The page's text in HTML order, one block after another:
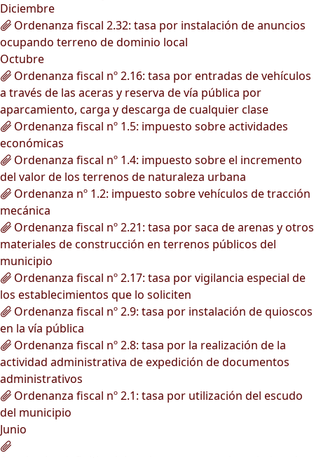
Diciembre
Ordenanza fiscal 2.32: tasa por instalación de anuncios
ocupando terreno de dominio local
Octubre
Ordenanza fiscal nº 2.16: tasa por entradas de vehículos
a través de las aceras y reserva de vía pública por
aparcamiento, carga y descarga de cualquier clase
Ordenanza fiscal nº 1.5: impuesto sobre actividades
económicas
Ordenanza fiscal nº 1.4: impuesto sobre el incremento
del valor de los terrenos de naturaleza urbana
Ordenanza nº 1.2: impuesto sobre vehículos de tracción
mecánica
Ordenanza fiscal nº 2.21: tasa por saca de arenas y otros
materiales de construcción en terrenos públicos del
municipio
Ordenanza fiscal nº 2.17: tasa por vigilancia especial de
los establecimientos que lo soliciten
Ordenanza fiscal nº 2.9: tasa por instalación de quioscos
en la vía pública
Ordenanza fiscal nº 2.8: tasa por la realización de la
actividad administrativa de expedición de documentos
administrativos
Ordenanza fiscal nº 2.1: tasa por utilización del escudo
del municipio
Junio